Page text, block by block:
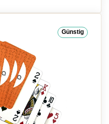
Günstig